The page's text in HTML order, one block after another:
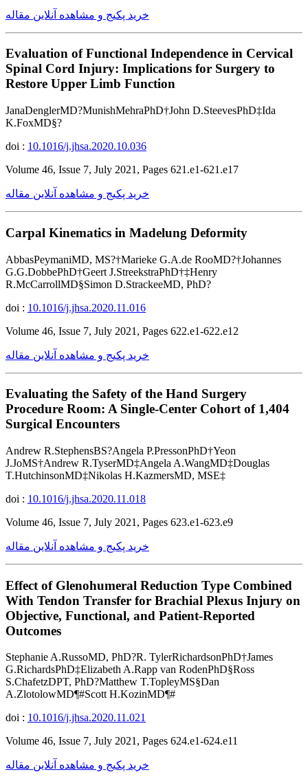
خرید پکیج و مشاهده آنلاین مقاله
Evaluation of Functional Independence in Cervical
Spinal Cord Injury: Implications for Surgery to
Restore Upper Limb Function
JanaDenglerMD?MunishMehraPhD†John D.SteevesPhD‡Ida
K.FoxMD§?
doi : 10.1016/j.jhsa.2020.10.036
Volume 46, Issue 7, July 2021, Pages 621.e1-621.e17
خرید پکیج و مشاهده آنلاین مقاله
Carpal Kinematics in Madelung Deformity
AbbasPeymaniMD, MS?†Marieke G.A.de RooMD?†Johannes
G.G.DobbePhD†Geert J.StreekstraPhD†‡Henry
R.McCarrollMD§Simon D.StrackeeMD, PhD?
doi : 10.1016/j.jhsa.2020.11.016
Volume 46, Issue 7, July 2021, Pages 622.e1-622.e12
خرید پکیج و مشاهده آنلاین مقاله
Evaluating the Safety of the Hand Surgery
Procedure Room: A Single-Center Cohort of 1,404
Surgical Encounters
Andrew R.StephensBS?Angela P.PressonPhD†Yeon
J.JoMS†Andrew R.TyserMD‡Angela A.WangMD‡Douglas
T.HutchinsonMD‡Nikolas H.KazmersMD, MSE‡
doi : 10.1016/j.jhsa.2020.11.018
Volume 46, Issue 7, July 2021, Pages 623.e1-623.e9
خرید پکیج و مشاهده آنلاین مقاله
Effect of Glenohumeral Reduction Type Combined
With Tendon Transfer for Brachial Plexus Injury on
Objective, Functional, and Patient-Reported
Outcomes
Stephanie A.RussoMD, PhD?R. TylerRichardsonPhD†James
G.RichardsPhD‡Elizabeth A.Rapp van RodenPhD§Ross
S.ChafetzDPT, PhD?Matthew T.TopleyMS§Dan
A.ZlotolowMD¶#Scott H.KozinMD¶#
doi : 10.1016/j.jhsa.2020.11.021
Volume 46, Issue 7, July 2021, Pages 624.e1-624.e11
خرید پکیج و مشاهده آنلاین مقاله